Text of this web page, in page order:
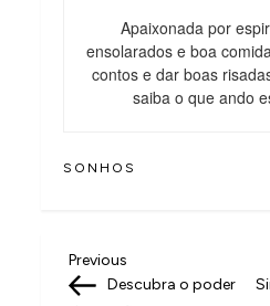
Apaixonada por
ensolarados e boa
contos e dar boas
saiba o que ando
SONHOS
N
Previous
Post
Previous
Descubra o poder